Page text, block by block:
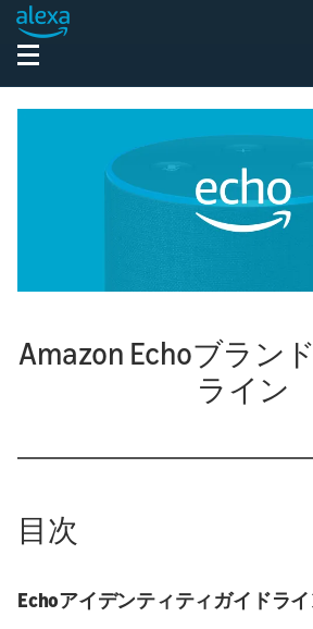
Amazon Echoブラン
ライン
目次
Echoアイデンティティガイドラ